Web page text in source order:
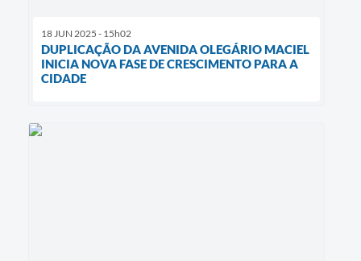
18 JUN 2025 - 15h02
DUPLICAÇÃO DA AVENIDA OLEGÁRIO MACIEL
INICIA NOVA FASE DE CRESCIMENTO PARA A
CIDADE